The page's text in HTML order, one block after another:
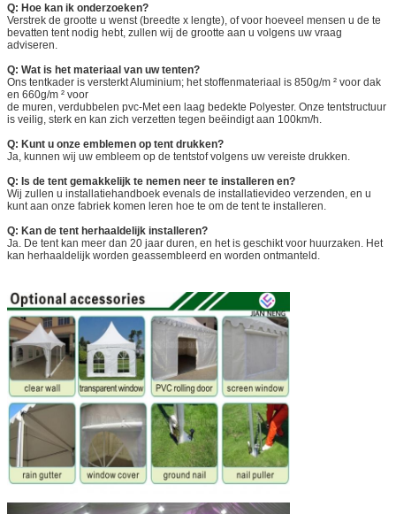
Q: Hoe kan ik onderzoeken?
Verstrek de grootte u wenst (breedte x lengte), of voor hoeveel mensen u de te
bevatten tent nodig hebt, zullen wij de grootte aan u volgens uw vraag
adviseren.
Q: Wat is het materiaal van uw tenten?
Ons tentkader is versterkt Aluminium; het stoffenmateriaal is 850g/m ² voor dak
en 660g/m ² voor
de muren, verdubbelen pvc-Met een laag bedekte Polyester. Onze tentstructuur
is veilig, sterk en kan zich verzetten tegen beëindigt aan 100km/h.
Q: Kunt u onze emblemen op tent drukken?
Ja, kunnen wij uw embleem op de tentstof volgens uw vereiste drukken.
Q: Is de tent gemakkelijk te nemen neer te installeren en?
Wij zullen u installatiehandboek evenals de installatievideo verzenden, en u
kunt aan onze fabriek komen leren hoe te om de tent te installeren.
Q: Kan de tent herhaaldelijk installeren?
Ja. De tent kan meer dan 20 jaar duren, en het is geschikt voor huurzaken. Het
kan herhaaldelijk worden geassembleerd en worden ontmanteld.